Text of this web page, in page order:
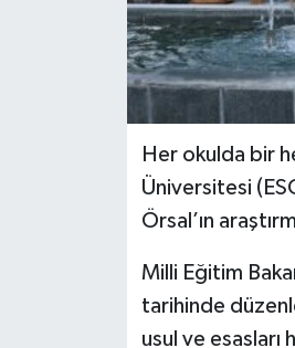
Her okulda bir
Üniversitesi
Örsal’ın
Milli Eğitim
tarihinde
usul ve esasları